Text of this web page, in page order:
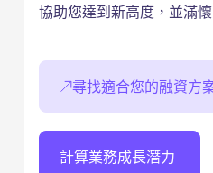
協助您達到新高度，並滿
尋找適合您的融資方
計算業務成長潛力